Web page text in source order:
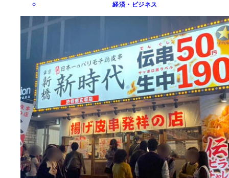
経済・ビジネス